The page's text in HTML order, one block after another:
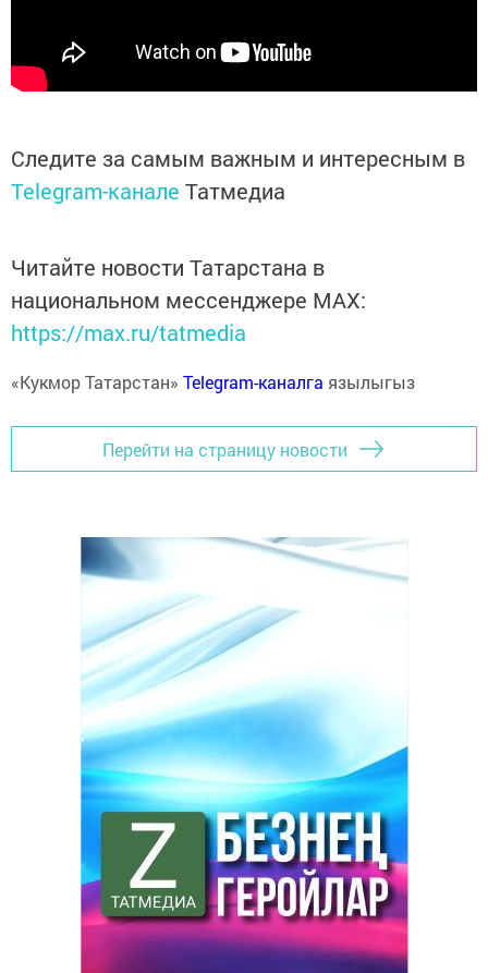
Следите за самым важным и интересным в
Telegram-канале Татмедиа
Читайте новости Татарстана в
национальном мессенджере MАХ:
https://max.ru/tatmedia
«Кукмор Татарстан» Telegram-каналга язылыгыз
Перейти на страницу новости